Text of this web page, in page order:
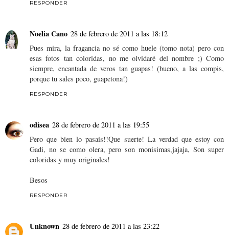
RESPONDER
Noelia Cano 28 de febrero de 2011 a las 18:12
Pues mira, la fragancia no sé como huele (tomo nota) pero con
esas fotos tan coloridas, no me olvidaré del nombre ;) Como
siempre, encantada de veros tan guapas! (bueno, a las compis,
porque tu sales poco, guapetona!)
RESPONDER
odisea 28 de febrero de 2011 a las 19:55
Pero que bien lo pasais!!Que suerte! La verdad que estoy con
Gadi, no se como olera, pero son monisimas,jajaja, Son super
coloridas y muy originales!
Besos
RESPONDER
Unknown 28 de febrero de 2011 a las 23:22